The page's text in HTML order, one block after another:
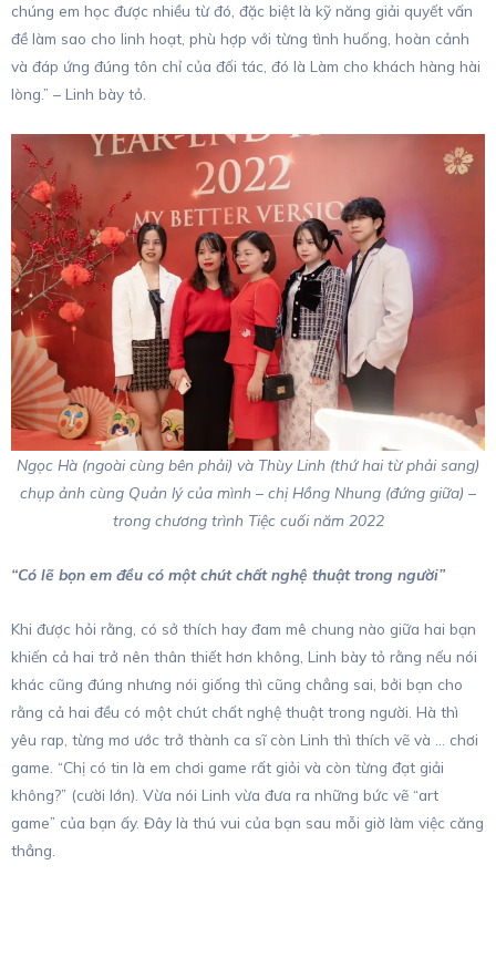
chúng em học được nhiều từ đó, đặc biệt là kỹ năng giải quyết vấn
đề làm sao cho linh hoạt, phù hợp với từng tình huống, hoàn cảnh
và đáp ứng đúng tôn chỉ của đối tác, đó là Làm cho khách hàng hài
lòng.” – Linh bày tỏ.
Ngọc Hà (ngoài cùng bên phải) và Thùy Linh (thứ hai từ phải sang)
chụp ảnh cùng Quản lý của mình – chị Hồng Nhung (đứng giữa) –
trong chương trình Tiệc cuối năm 2022
“Có lẽ bọn em đều có một chút chất nghệ thuật trong người”
Khi được hỏi rằng, có sở thích hay đam mê chung nào giữa hai bạn
khiến cả hai trở nên thân thiết hơn không, Linh bày tỏ rằng nếu nói
khác cũng đúng nhưng nói giống thì cũng chẳng sai, bởi bạn cho
rằng cả hai đều có một chút chất nghệ thuật trong người. Hà thì
yêu rap, từng mơ ước trở thành ca sĩ còn Linh thì thích vẽ và … chơi
game. “Chị có tin là em chơi game rất giỏi và còn từng đạt giải
không?” (cười lớn). Vừa nói Linh vừa đưa ra những bức vẽ “art
game” của bạn ấy. Đây là thú vui của bạn sau mỗi giờ làm việc căng
thẳng.